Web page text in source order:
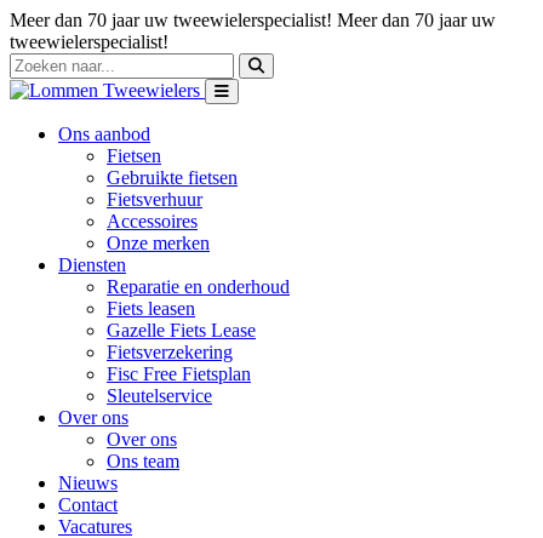
Meer dan 70 jaar uw tweewielerspecialist! Meer dan 70 jaar uw
tweewielerspecialist!
Ons aanbod
Fietsen
Gebruikte fietsen
Fietsverhuur
Accessoires
Onze merken
Diensten
Reparatie en onderhoud
Fiets leasen
Gazelle Fiets Lease
Fietsverzekering
Fisc Free Fietsplan
Sleutelservice
Over ons
Over ons
Ons team
Nieuws
Contact
Vacatures